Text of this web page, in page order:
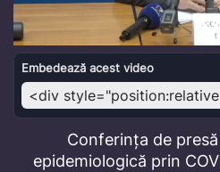
Embedează acest video
Conferința de
epidemiologică prin